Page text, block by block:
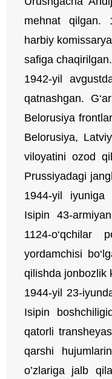
mehnat qilgan.
harbiy
safiga chaqirilgan.
1942-yil
qatnashgan.
Belorusiya
Belorusiya,
viloyatini ozod
Prussiyadagi
1944-yil iyuniga
Isipin 43-
1124-o‘qchilar
yordamchisi
qilishda jonbozlik
1944-yil 23-
Isipin
qatorli
qarshi
o’zlariga jalb